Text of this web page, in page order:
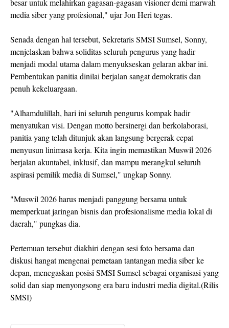
besar untuk melahirkan gagasan-gagasan visioner demi marwah
media siber yang profesional," ujar Jon Heri tegas.
Senada dengan hal tersebut, Sekretaris SMSI Sumsel, Sonny,
menjelaskan bahwa soliditas seluruh pengurus yang hadir
menjadi modal utama dalam menyukseskan gelaran akbar ini.
Pembentukan panitia dinilai berjalan sangat demokratis dan
penuh kekeluargaan.
"Alhamdulillah, hari ini seluruh pengurus kompak hadir
menyatukan visi. Dengan motto bersinergi dan berkolaborasi,
panitia yang telah ditunjuk akan langsung bergerak cepat
menyusun linimasa kerja. Kita ingin memastikan Muswil 2026
berjalan akuntabel, inklusif, dan mampu merangkul seluruh
aspirasi pemilik media di Sumsel," ungkap Sonny.
"Muswil 2026 harus menjadi panggung bersama untuk
memperkuat jaringan bisnis dan profesionalisme media lokal di
daerah," pungkas dia.
Pertemuan tersebut diakhiri dengan sesi foto bersama dan
diskusi hangat mengenai pemetaan tantangan media siber ke
depan, menegaskan posisi SMSI Sumsel sebagai organisasi yang
solid dan siap menyongsong era baru industri media digital.(Rilis
SMSI)